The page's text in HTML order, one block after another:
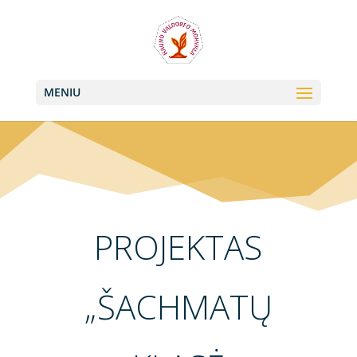
MENIU
PROJEKTAS
„ŠACHMATŲ